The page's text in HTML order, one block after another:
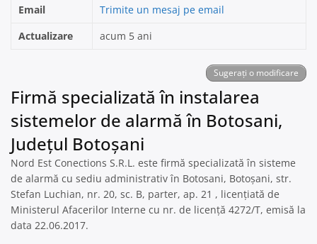
Email
Trimite un mesaj pe email
Actualizare
acum 5 ani
Sugerați o modificare
Firmă specializată în instalarea
sistemelor de alarmă în Botosani,
Județul Botoșani
Nord Est Conections S.R.L. este firmă specializată în sisteme
de alarmă cu sediu administrativ în Botosani, Botoșani, str.
Stefan Luchian, nr. 20, sc. B, parter, ap. 21 , licențiată de
Ministerul Afacerilor Interne cu nr. de licență 4272/T, emisă la
data 22.06.2017.